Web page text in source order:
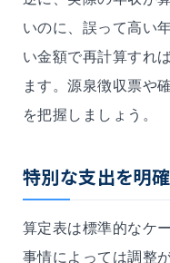
いのに、誤って高い
い金額で再計算すれ
ます。源泉徴収票や
を把握しましょう。
特別な支出を明
算定表は標準的なケ
事情によっては調整